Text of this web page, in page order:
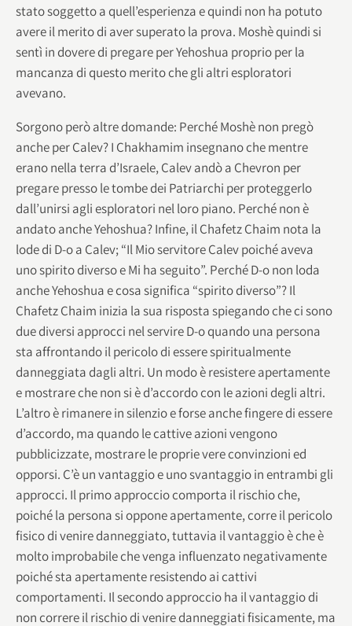
stato soggetto a quell’esperienza e quindi non ha potuto
avere il merito di aver superato la prova. Moshè quindi si
sentì in dovere di pregare per Yehoshua proprio per la
mancanza di questo merito che gli altri esploratori
avevano.
Sorgono però altre domande: Perché Moshè non pregò
anche per Calev? I Chakhamim insegnano che mentre
erano nella terra d’Israele, Calev andò a Chevron per
pregare presso le tombe dei Patriarchi per proteggerlo
dall’unirsi agli esploratori nel loro piano. Perché non è
andato anche Yehoshua? Infine, il Chafetz Chaim nota la
lode di D-o a Calev; “Il Mio servitore Calev poiché aveva
uno spirito diverso e Mi ha seguito”. Perché D-o non loda
anche Yehoshua e cosa significa “spirito diverso”? Il
Chafetz Chaim inizia la sua risposta spiegando che ci sono
due diversi approcci nel servire D-o quando una persona
sta affrontando il pericolo di essere spiritualmente
danneggiata dagli altri. Un modo è resistere apertamente
e mostrare che non si è d’accordo con le azioni degli altri.
L’altro è rimanere in silenzio e forse anche fingere di essere
d’accordo, ma quando le cattive azioni vengono
pubblicizzate, mostrare le proprie vere convinzioni ed
opporsi. C’è un vantaggio e uno svantaggio in entrambi gli
approcci. Il primo approccio comporta il rischio che,
poiché la persona si oppone apertamente, corre il pericolo
fisico di venire danneggiato, tuttavia il vantaggio è che è
molto improbabile che venga influenzato negativamente
poiché sta apertamente resistendo ai cattivi
comportamenti. Il secondo approccio ha il vantaggio di
non correre il rischio di venire danneggiati fisicamente, ma